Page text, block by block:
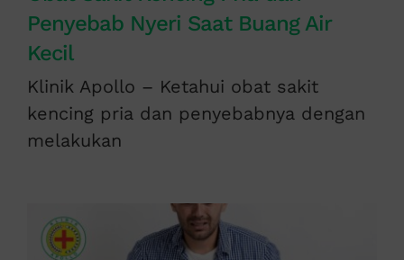
Penyebab Nyeri Saat Buang Air
Kecil
Klinik Apollo – Ketahui obat sakit
kencing pria dan penyebabnya dengan
melakukan